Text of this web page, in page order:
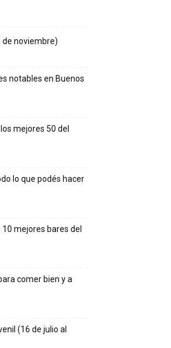
de noviembre)
notables en Buenos
mejores 50 del
lo que podés hacer
mejores bares del
comer bien y a
(16 de julio al